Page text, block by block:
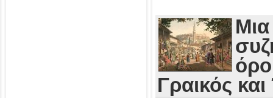
Μια
Γραικός